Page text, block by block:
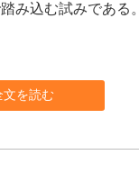
み込む試みである。
文を読む